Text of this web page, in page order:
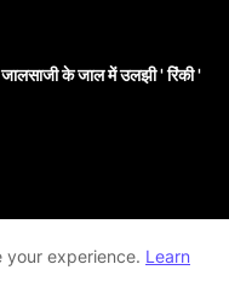
जालसाजी के जाल में उलझी ' रिंकी '
Disclaimer
your experience. Learn